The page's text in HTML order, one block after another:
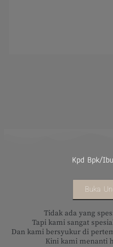
OUR
Tidak ada yang
Tapi kami sangat
Dan kami bersyukur di
Kini kami menanti
Kpd Bpk/
Buka